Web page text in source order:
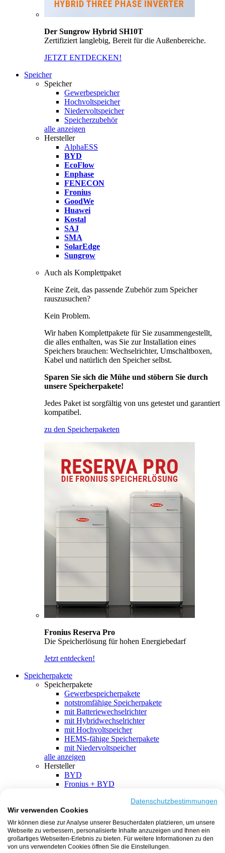
Der Sungrow Hybrid SH10T
Zertifiziert langlebig, Bereit für die Außenbereiche.
JETZT ENTDECKEN!
Speicher
Speicher
Gewerbespeicher
Hochvoltspeicher
Niedervoltspeicher
Speicherzubehör
alle anzeigen
Hersteller
AlphaESS
BYD
EcoFlow
Enphase
FENECON
Fronius
GoodWe
Huawei
Kostal
SAJ
SMA
SolarEdge
Sungrow
Auch als Komplettpaket
Keine Zeit, das passende Zubehör zum Speicher
rauszusuchen?
Kein Problem.
Wir haben Komplettpakete für Sie zusammengestellt,
die alles enthalten, was Sie zur Installation eines
Speichers brauchen: Wechselrichter, Umschaltboxen,
Kabel und natürlich den Speicher selbst.
Sparen Sie sich die Mühe und stöbern Sie durch
unsere Speicherpakete!
Jedes Paket ist sorgfältig von uns getestet und garantiert
kompatibel.
zu den Speicherpaketen
Fronius Reserva Pro
Die Speicherlösung für hohen Energiebedarf
Jetzt entdecken!
Speicherpakete
Speicherpakete
Gewerbespeicherpakete
notstromfähige Speicherpakete
mit Batteriewechselrichter
mit Hybridwechselrichter
mit Hochvoltspeicher
HEMS-fähige Speicherpakete
mit Niedervoltspeicher
alle anzeigen
Hersteller
BYD
Fronius + BYD
SMA + BYD
EcoFlow
EcoFlow + EcoFlow
FENECON
FENECON + FENECON
Datenschutzbestimmungen
Wir verwenden Cookies
Wir können diese zur Analyse unserer Besucherdaten platzieren, um unsere
Webseite zu verbessern, personalisierte Inhalte anzuzeigen und Ihnen ein
großartiges Webseiten-Erlebnis zu bieten. Für weitere Informationen zu den
von uns verwendeten Cookies öffnen Sie die Einstellungen.